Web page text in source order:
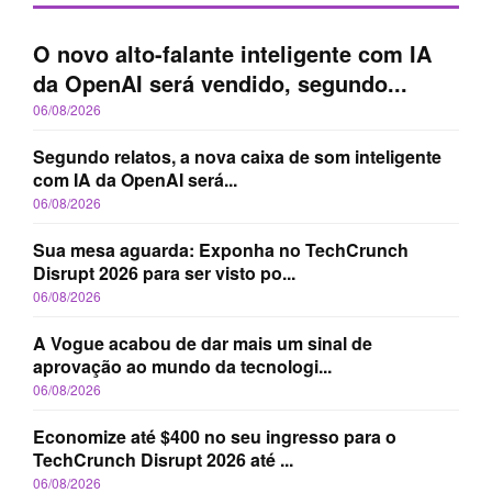
O novo alto-falante inteligente com IA
da OpenAI será vendido, segundo...
06/08/2026
Segundo relatos, a nova caixa de som inteligente
com IA da OpenAI será...
06/08/2026
Sua mesa aguarda: Exponha no TechCrunch
Disrupt 2026 para ser visto po...
06/08/2026
A Vogue acabou de dar mais um sinal de
aprovação ao mundo da tecnologi...
06/08/2026
Economize até $400 no seu ingresso para o
TechCrunch Disrupt 2026 até ...
06/08/2026